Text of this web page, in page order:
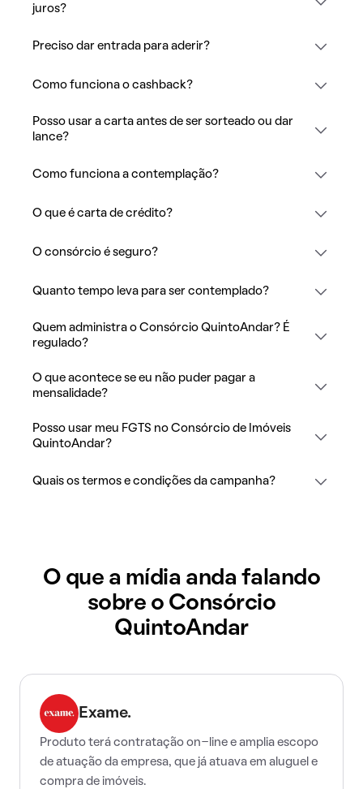
juros?
Preciso dar entrada para aderir?
Como funciona o cashback?
Posso usar a carta antes de ser sorteado ou dar
lance?
Como funciona a contemplação?
O que é carta de crédito?
O consórcio é seguro?
Quanto tempo leva para ser contemplado?
Quem administra o Consórcio QuintoAndar? É
regulado?
O que acontece se eu não puder pagar a
mensalidade?
Posso usar meu FGTS no Consórcio de Imóveis
QuintoAndar?
Quais os termos e condições da campanha?
O que a mídia anda falando
sobre o Consórcio
QuintoAndar
Exame.
Produto terá contratação on-line e amplia escopo
de atuação da empresa, que já atuava em aluguel e
compra de imóveis.